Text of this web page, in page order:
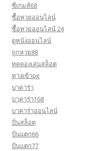
ซีเกมส์68
ซื้อหวยออนไลน์
ซื้อหวยออนไลน์ 24
ดูหนังออนไลน์
ถูกหวย88
ทดลองเล่นสล็อต
ทางเข้าpg
บาคาร่า
บาคาร่า168
บาคาร่าออนไลน์
ปั่นสล็อต
ปั่นแตก66
ปั่นแตก77